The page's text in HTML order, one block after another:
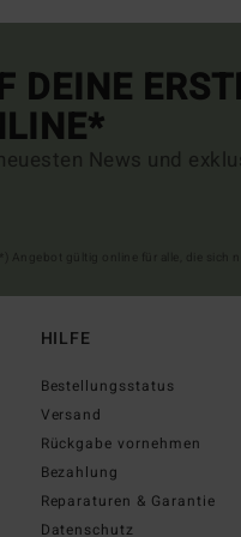
DEINE
News und
HILFE
Bestellungsstatus
Versand
Rückgabe vornehmen
Bezahlung
Reparaturen & Garantie
Datenschutz